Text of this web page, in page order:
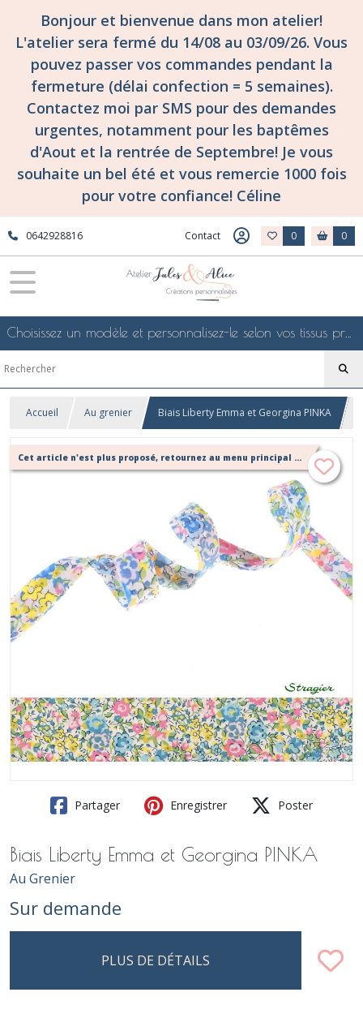
Bonjour et bienvenue dans mon atelier!
L'atelier sera fermé du 14/08 au 03/09/26. Vous
pouvez passer vos commandes pendant la
fermeture (délai confection = 5 semaines).
Contactez moi par SMS pour des demandes
urgentes, notamment pour les baptêmes
d'Aout et la rentrée de Septembre! Je vous
souhaite un bel été et vous remercie 1000 fois
pour votre confiance! Céline
0642928816 Contact 0 0
Choisissez un modèle et personnalisez-le selon vos tissus préférés de mes collections en ligne, je le confectionnerai selon vos souhaits
Accueil Au grenier Biais Liberty Emma et Georgina PINKA
Cet article n'est plus proposé, retournez au menu principal ou contactez moi!
Partager Enregistrer Poster
Biais Liberty Emma et Georgina PINKA
Au Grenier
Sur demande
PLUS DE DÉTAILS